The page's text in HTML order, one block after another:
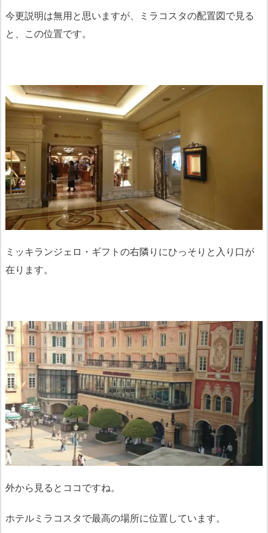
今更説明は無用と思いますが、ミラコスタの配置図で見る
と、この位置です。
ミッキランジェロ・ギフトの右隣りにひっそりと入り口が
在ります。
外から見るとココですね。
ホテルミラコスタで最高の場所に位置しています。